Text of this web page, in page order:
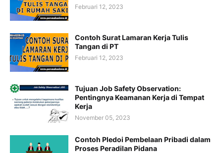
Februari 12, 2023
Contoh Surat Lamaran Kerja Tulis
Tangan di PT
Februari 12, 2023
Tujuan Job Safety Observation:
Pentingnya Keamanan Kerja di Tempat
Kerja
November 05, 2023
Contoh Pledoi Pembelaan Pribadi dalam
Proses Peradilan Pidana